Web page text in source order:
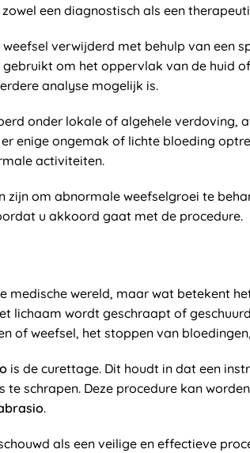
een diagnostisch als een
verwijderd met behulp van een
om het oppervlak van de huid
analyse mogelijk is.
onder lokale of algehele verdoving,
enige ongemak of lichte bloeding
activiteiten.
zijn om abnormale weefselgroei te
u akkoord gaat met de procedure.
medische wereld, maar wat betekent
lichaam wordt geschraapt of
of weefsel, het stoppen van
is de curettage. Dit houdt in dat een
schrapen. Deze procedure kan
.
als een veilige en effectieve